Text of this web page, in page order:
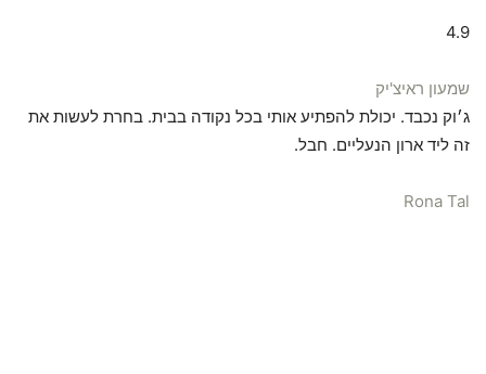
4.9
שמעון ראיצ'יק
ג׳וק נכבד. יכולת להפתיע אותי בכל נקודה בבית. בחרת לעשות את
זה ליד ארון הנעליים. חבל.
Rona Tal